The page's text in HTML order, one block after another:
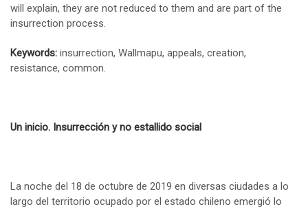
will explain, they are not reduced to them and are part of the
insurrection process.
Keywords: insurrection, Wallmapu, appeals, creation,
resistance, common.
Un inicio. Insurrección y no estallido social
La noche del 18 de octubre de 2019 en diversas ciudades a lo
largo del territorio ocupado por el estado chileno emergió lo